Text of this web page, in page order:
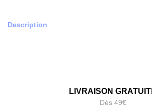
Description
LIVRAISON
Dès 49€